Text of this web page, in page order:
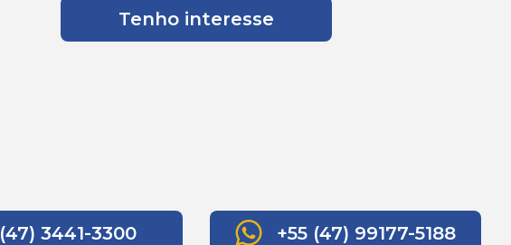
Tenho interesse
(47) 3441-3300 +55 (47) 99177-5188